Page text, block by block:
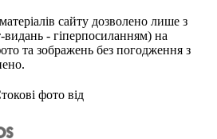
сайту дозволено лише з
- гіперпосиланням) на
та зображень без погодження з
фото від